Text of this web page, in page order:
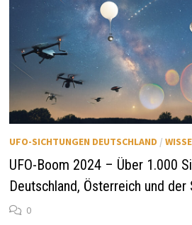
UFO-SICHTUNGEN DEUTSCHLAND /
UFO-Boom 2024 – Über 1.000
Deutschland, Österreich und der
0